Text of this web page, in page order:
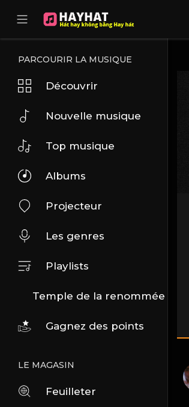
PARCOURIR LA MUSIQUE
Découvrir
Nouvelle musique
Top musique
Albums
Projecteur
Les genres
Playlists
Temple de la renommée
Gagnez des points
LE MAGASIN
Feuilleter